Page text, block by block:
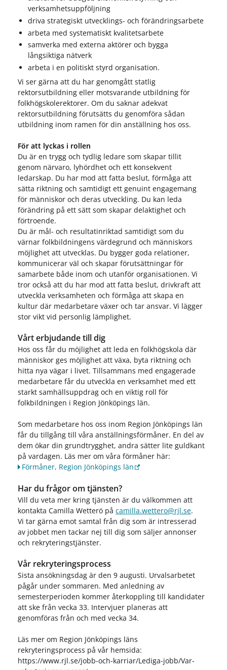
verksamhetsuppföljning
driva strategiskt utvecklings- och förändringsarbete
arbeta med systematiskt kvalitetsarbete
samverka med externa aktörer och bygga
långsiktiga nätverk
arbeta i en politiskt styrd organisation.
Vi ser gärna att du har genomgått statlig
rektorsutbildning eller motsvarande utbildning för
folkhögskolerektorer. Om du saknar adekvat
rektorsutbildning förutsätts du genomföra sådan
utbildning inom ramen för din anställning hos oss.
För att lyckas i rollen
Du är en trygg och tydlig ledare som skapar tillit
genom närvaro, lyhördhet och ett konsekvent
ledarskap. Du har mod att fatta beslut, förmåga att
sätta riktning och samtidigt ett genuint engagemang
för människor och deras utveckling. Du kan leda
förändring på ett sätt som skapar delaktighet och
förtroende.
Du är mål- och resultatinriktad samtidigt som du
värnar folkbildningens värdegrund och människors
möjlighet att utvecklas. Du bygger goda relationer,
kommunicerar väl och skapar förutsättningar för
samarbete både inom och utanför organisationen. Vi
tror också att du har mod att fatta beslut, drivkraft att
utveckla verksamheten och förmåga att skapa en
kultur där medarbetare växer och tar ansvar. Vi lägger
stor vikt vid personlig lämplighet.
Vårt erbjudande till dig
Hos oss får du möjlighet att leda en folkhögskola där
människor ges möjlighet att växa, byta riktning och
hitta nya vägar i livet. Tillsammans med engagerade
medarbetare får du utveckla en verksamhet med ett
starkt samhällsuppdrag och en viktig roll för
folkbildningen i Region Jönköpings län.
Som medarbetare hos oss inom Region Jönköpings län
får du tillgång till våra anställningsförmåner. En del av
dem ökar din grundtrygghet, andra sätter lite guldkant
på vardagen. Läs mer om våra förmåner här:
Förmåner, Region Jönköpings län
Har du frågor om tjänsten?
Vill du veta mer kring tjänsten är du välkommen att
kontakta Camilla Wetterö på camilla.wettero@rjl.se.
Vi tar gärna emot samtal från dig som är intresserad
av jobbet men tackar nej till dig som säljer annonser
och rekryteringstjänster.
Vår rekryteringsprocess
Sista ansökningsdag är den 9 augusti. Urvalsarbetet
pågår under sommaren. Med anledning av
semesterperioden kommer återkoppling till kandidater
att ske från vecka 33. Intervjuer planeras att
genomföras från och med vecka 34.
Läs mer om Region Jönköpings läns
rekryteringsprocess på vår hemsida:
https://www.rjl.se/jobb-och-karriar/Lediga-jobb/Var-